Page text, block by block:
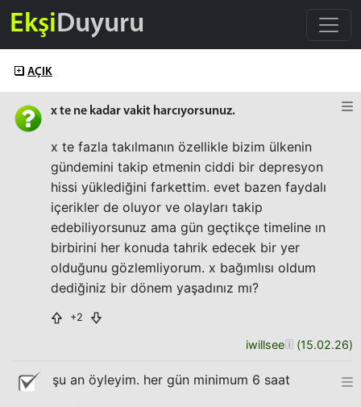
EkşiDuyuru
AÇIK
x te ne kadar vakit harcıyorsunuz.
x te fazla takılmanın özellikle bizim ülkenin
gündemini takip etmenin ciddi bir depresyon
hissi yüklediğini farkettim. evet bazen faydalı
içerikler de oluyor ve olayları takip
edebiliyorsunuz ama gün geçtikçe timeline ın
birbirini her konuda tahrik edecek bir yer
olduğunu gözlemliyorum. x bağımlısı oldum
dediğiniz bir dönem yaşadınız mı?
+2
iwillsee (15.02.26)
şu an öyleyim. her gün minimum 6 saat